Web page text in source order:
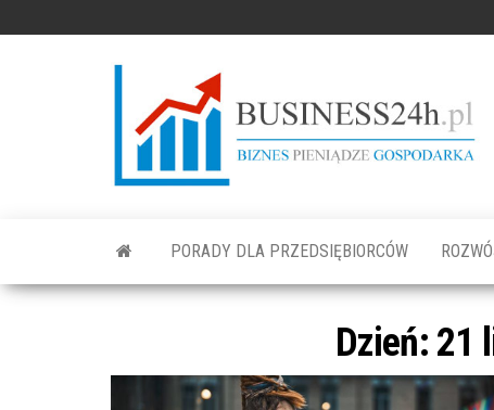
PORADY DLA PRZEDSIĘBIORCÓW
Dzień: 21